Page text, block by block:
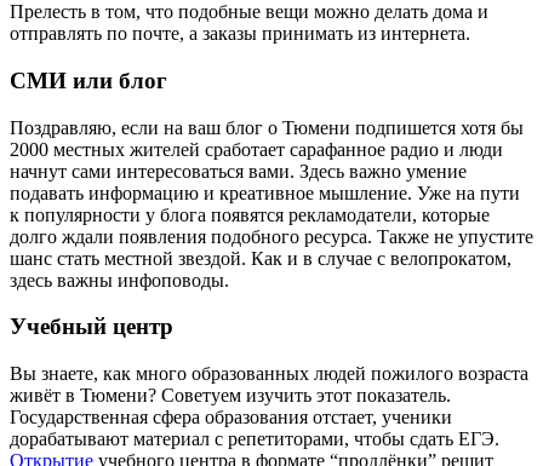
Прелесть в том, что подобные вещи можно делать дома и
отправлять по почте, а заказы принимать из интернета.
СМИ или блог
Поздравляю, если на ваш блог о Тюмени подпишется хотя бы
2000 местных жителей сработает сарафанное радио и люди
начнут сами интересоваться вами. Здесь важно умение
подавать информацию и креативное мышление. Уже на пути
к популярности у блога появятся рекламодатели, которые
долго ждали появления подобного ресурса. Также не упустите
шанс стать местной звездой. Как и в случае с велопрокатом,
здесь важны инфоповоды.
Учебный центр
Вы знаете, как много образованных людей пожилого возраста
живёт в Тюмени? Советуем изучить этот показатель.
Государственная сфера образования отстает, ученики
дорабатывают материал с репетиторами, чтобы сдать ЕГЭ.
Открытие учебного центра в формате “продлёнки” решит